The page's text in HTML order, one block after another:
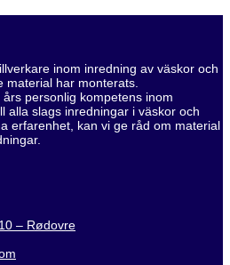
inom inredning av väskor och
material har monterats.
personlig kompetens inom
alla slags inredningar i väskor och
erfarenhet, kan vi ge råd om material
– Rødovre